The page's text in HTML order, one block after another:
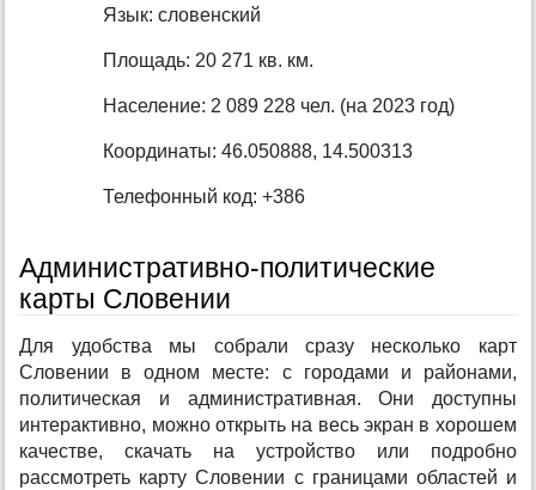
Язык: словенский
Площадь: 20 271 кв. км.
Население: 2 089 228 чел. (на 2023 год)
Координаты: 46.050888, 14.500313
Телефонный код: +386
Административно-политические
карты Словении
Для удобства мы собрали сразу несколько карт
Словении в одном месте: с городами и районами,
политическая и административная. Они доступны
интерактивно, можно открыть на весь экран в хорошем
качестве, скачать на устройство или подробно
рассмотреть карту Словении с границами областей и